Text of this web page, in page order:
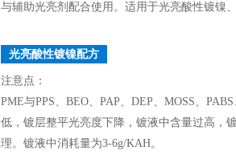
与辅助光亮剂配合使用。适用于光亮酸性镀镍
光亮酸性镀镍配方
注意点：
PME与PPS、BEO、PAP、DEP、MOSS、
低，镀层整平光亮度下降，镀液中含量过高，
理。镀液中消耗量为3-6g/KAH。